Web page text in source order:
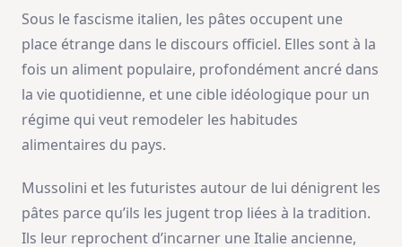
Sous le fascisme italien, les pâtes occupent une
place étrange dans le discours officiel. Elles sont à la
fois un aliment populaire, profondément ancré dans
la vie quotidienne, et une cible idéologique pour un
régime qui veut remodeler les habitudes
alimentaires du pays.
Mussolini et les futuristes autour de lui dénigrent les
pâtes parce qu’ils les jugent trop liées à la tradition.
Ils leur reprochent d’incarner une Italie ancienne,